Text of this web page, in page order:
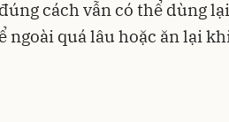
cách vẫn có thể dùng
ngoài quá lâu hoặc ăn lại